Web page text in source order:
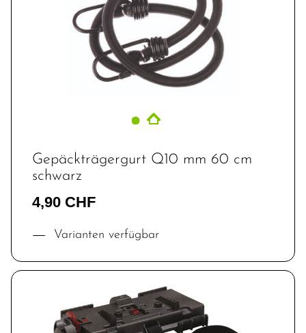
Gepäckträgergurt Q10 mm 60 cm
schwarz
4,90 CHF
Varianten verfügbar